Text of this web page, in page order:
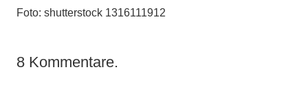
Foto: shutterstock 1316111912
8 Kommentare.